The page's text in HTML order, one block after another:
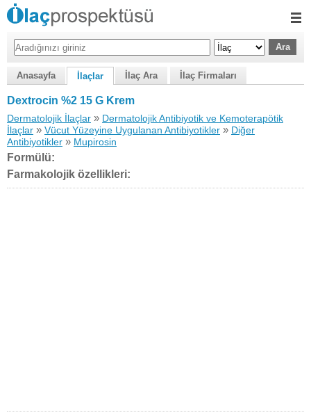
Anasayfa İlaçlar İlaç Ara İlaç Firmaları
Dextrocin %2 15 G Krem
Dermatolojik İlaçlar » Dermatolojik Antibiyotik ve Kemoterapötik
İlaçlar » Vücut Yüzeyine Uygulanan Antibiyotikler » Diğer
Antibiyotikler » Mupirosin
Formülü:
Farmakolojik özellikleri: